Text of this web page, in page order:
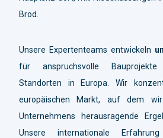
Brod.
Unsere Expertenteams entwickeln
für anspruchsvolle
Standorten in Europa. Wir
europäischen Markt, auf dem
Unternehmens herausragende
Unsere internationale